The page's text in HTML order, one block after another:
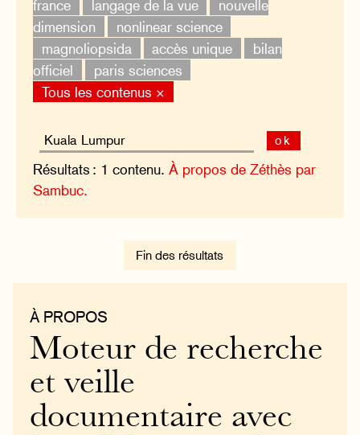
france langage de la vue
nouvelle
dimension
nonlinear science
magnoliopsida
accès unique
bilan
officiel
paris sciences
Tous les contenus ×
ok
Résultats : 1 contenu.À propos de Zéthès par
Sambuc.
Fin des résultats
À PROPOS
Moteur de recherche
et veille
documentaire avec